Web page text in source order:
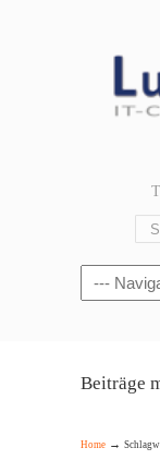
Navigation
Beiträge
Home →